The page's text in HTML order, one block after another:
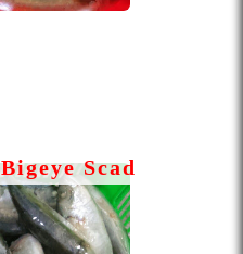
Bigeye Scad